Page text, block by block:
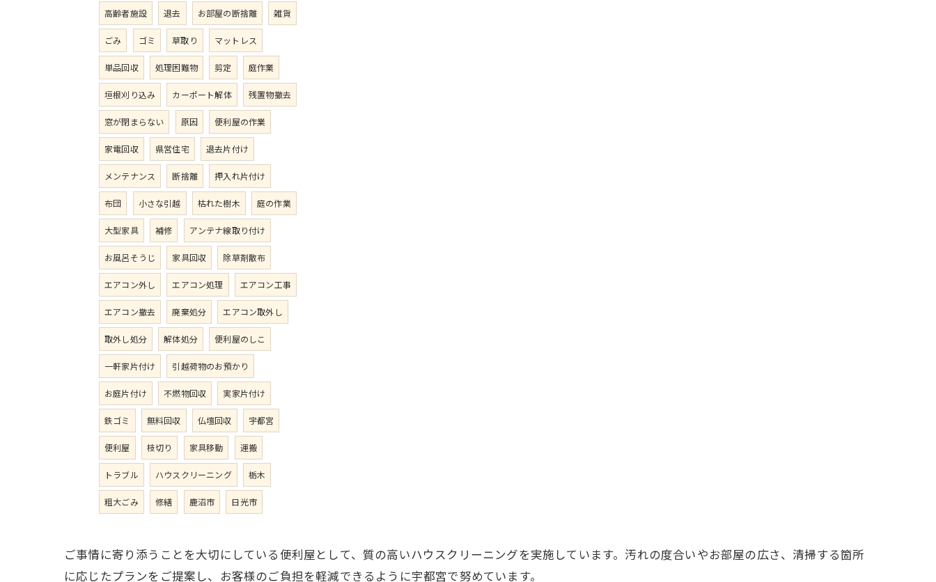
高齢者施設 退去 お部屋の断捨離 雑貨
ごみ ゴミ 草取り マットレス
単品回収 処理困難物 剪定 庭作業
垣根刈り込み カーポート解体 残置物撤去
窓が閉まらない 原因 便利屋の作業
家電回収 県営住宅 退去片付け
メンテナンス 断捨離 押入れ片付け
布団 小さな引越 枯れた樹木 庭の作業
大型家具 補修 アンテナ線取り付け
お風呂そうじ 家具回収 除草剤散布
エアコン外し エアコン処理 エアコン工事
エアコン撤去 廃棄処分 エアコン取外し
取外し処分 解体処分 便利屋のしこ
一軒家片付け 引越荷物のお預かり
お庭片付け 不燃物回収 実家片付け
鉄ゴミ 無料回収 仏壇回収 宇都宮
便利屋 枝切り 家具移動 運搬
トラブル ハウスクリーニング 栃木
粗大ごみ 修繕 鹿沼市 日光市
ご事情に寄り添うことを大切にしている便利屋として、質の高いハウスクリーニングを実施しています。汚れの度合いやお部屋の広さ、清掃する箇所
に応じたプランをご提案し、お客様のご負担を軽減できるように宇都宮で努めています。